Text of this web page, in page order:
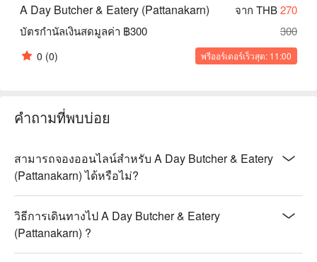
A Day Butcher & Eatery (Pattanakarn) จาก THB270
บัตรกำนัลเงินสดมูลค่า ฿300
300
0 (0) พรีออร์เดอร์เร็วสุด: 11:00
คำถามที่พบบ่อย
สามารถจองออนไลน์สำหรับ A Day Butcher & Eatery
(Pattanakarn) ได้หรือไม่?
วิธีการเดินทางไป A Day Butcher & Eatery
(Pattanakarn) ?